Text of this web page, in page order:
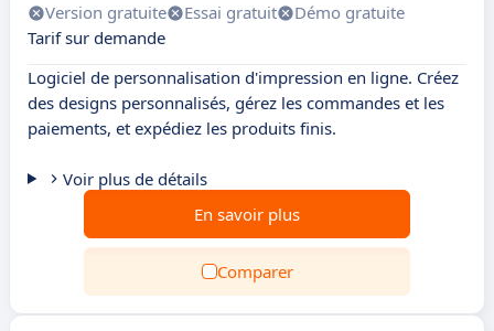
Version gratuite Essai gratuit
Démo gratuite
Tarif sur demande
Logiciel de personnalisation d'impression en ligne. Créez
des designs personnalisés, gérez les commandes et les
paiements, et expédiez les produits finis.
Voir plus de détails
En savoir plus
Comparer